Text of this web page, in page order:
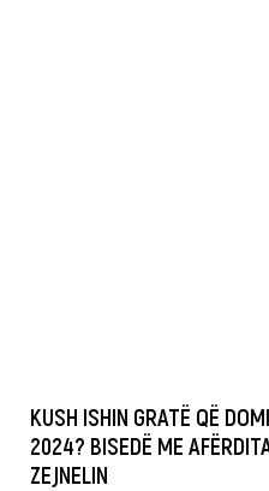
KUSH ISHIN GRATË QË
2024? BISEDË ME
ZEJNELIN